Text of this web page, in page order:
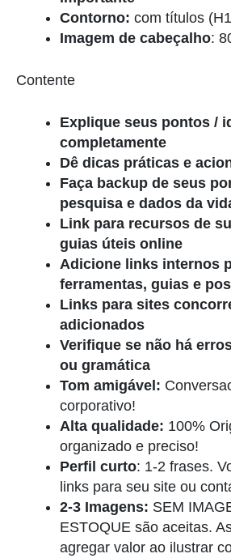
Contorno: com títulos
Imagem de cabeçalho:
Contente
Explique seus pontos /
completamente
Dê dicas práticas e
Faça backup de seus
pesquisa e dados da
Link para recursos de
guias úteis online
Adicione links internos
ferramentas, guias e
Links para sites
adicionados
Verifique se não há
ou gramática
Tom amigável:
corporativo!
Alta qualidade: 100%
organizado e preciso!
Perfil curto: 1-2 frases.
links para seu site ou
2-3 Imagens: SEM
ESTOQUE são aceitas.
agregar valor ao ilustrar